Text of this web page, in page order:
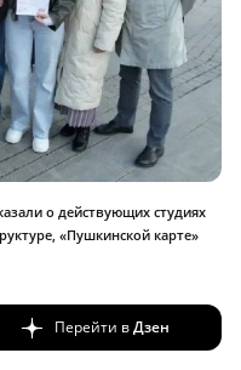
о действующих студиях
«Пушкинской карте»
Перейти вДзен